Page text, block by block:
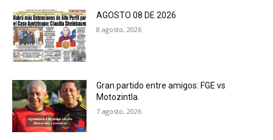
AGOSTO 08 DE 2026
8 agosto, 2026
Gran partido entre amigos: FGE vs
Motozintla.
7 agosto, 2026